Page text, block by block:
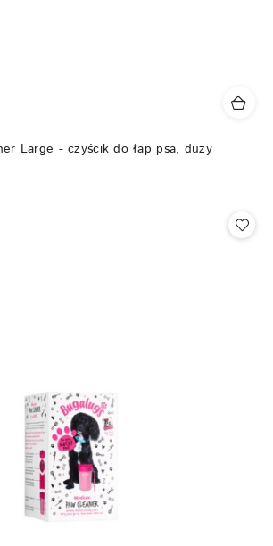
Large - czyścik do łap psa, duży